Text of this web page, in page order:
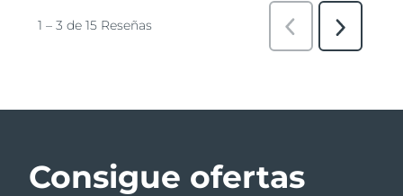
Consigue ofertas